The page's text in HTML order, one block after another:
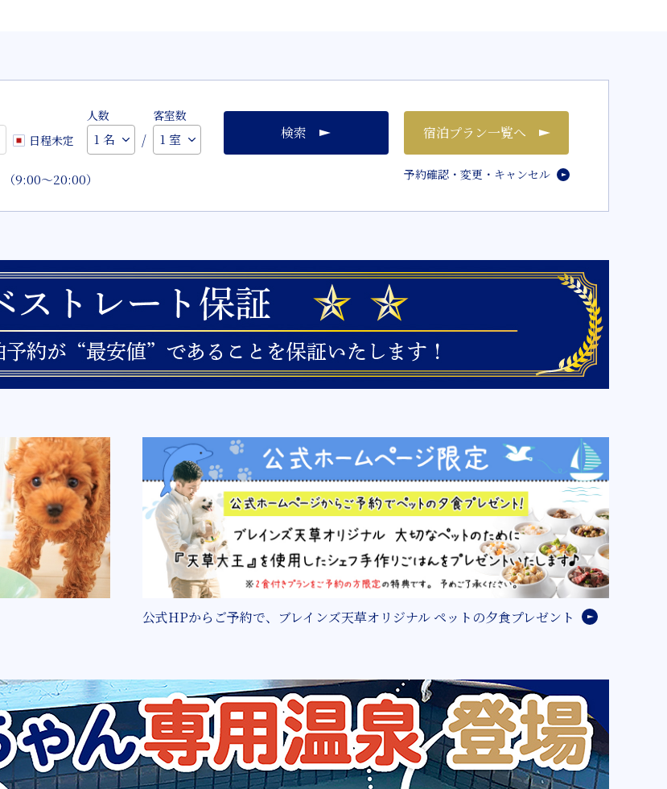
日程未定
人数
/
客室数
検索
（9:00～20:00）
宿泊プラン一覧へ
予約確認・変更・キャンセル
公式HPからご予約で、ブレインズ天草オリジナル ペットの夕食プレゼント